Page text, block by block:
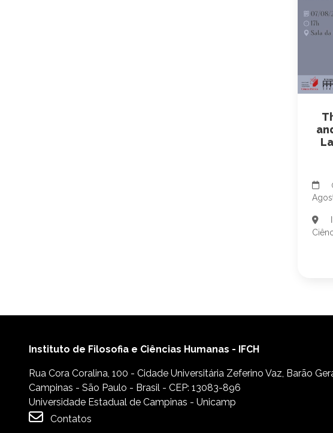
Instituto de Filosofia e Ciências Humanas - IFCH
Rua Cora Coralina, 100 - Cidade Universitária Zeferino Vaz, Barão
Campinas - São Paulo - Brasil - CEP: 13083-896
Universidade Estadual de Campinas - Unicamp
Contatos